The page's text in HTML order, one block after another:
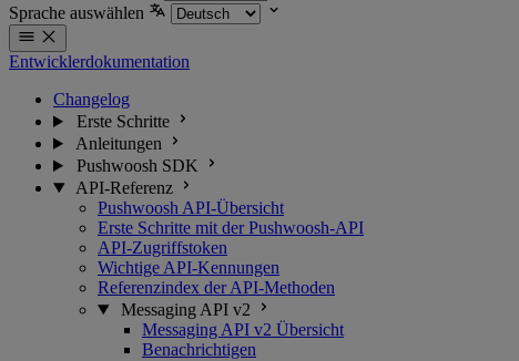
Sprache auswählen
Entwicklerdokumentation
Changelog
Erste Schritte
Anleitungen
Pushwoosh SDK
API-Referenz
Pushwoosh API-Übersicht
Erste Schritte mit der Pushwoosh-API
API-Zugriffstoken
Wichtige API-Kennungen
Referenzindex der API-Methoden
Messaging API v2
Messaging API v2 Übersicht
Benachrichtigen